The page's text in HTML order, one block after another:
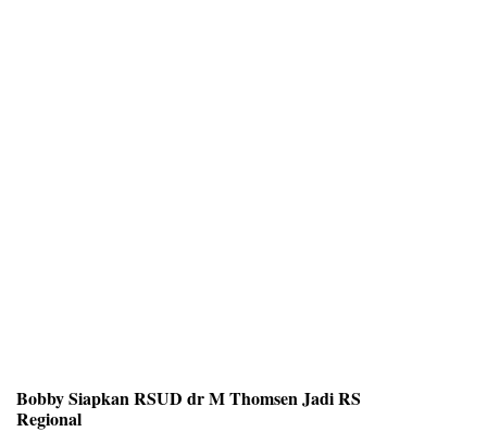
Bobby Siapkan RSUD dr M Thomsen Jadi RS
Regional